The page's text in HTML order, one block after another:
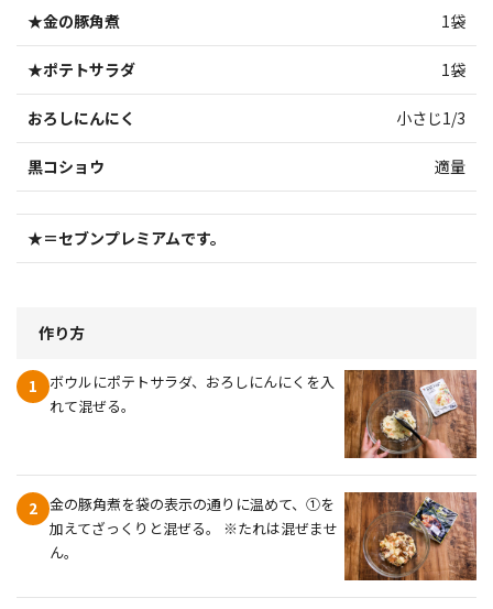
★金の豚角煮 1袋
★ポテトサラダ 1袋
おろしにんにく 小さじ1/3
黒コショウ 適量
★＝セブンプレミアムです。
作り方
1
ボウルにポテトサラダ、おろしにんにくを入
れて混ぜる。
2 金の豚角煮を袋の表示の通りに温めて、①を
加えてざっくりと混ぜる。 ※たれは混ぜませ
ん。